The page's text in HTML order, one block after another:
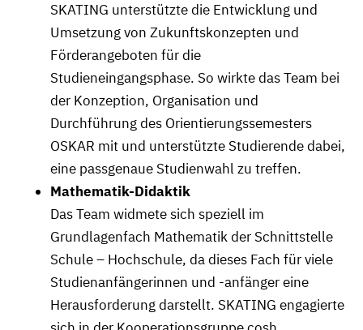
SKATING unterstützte die Entwicklung und
Umsetzung von Zukunftskonzepten und
Förderangeboten für die
Studieneingangsphase. So wirkte das Team bei
der Konzeption, Organisation und
Durchführung des Orientierungssemesters
OSKAR mit und unterstützte Studierende dabei,
eine passgenaue Studienwahl zu treffen.
Mathematik-Didaktik
Das Team widmete sich speziell im
Grundlagenfach Mathematik der Schnittstelle
Schule – Hochschule, da dieses Fach für viele
Studienanfängerinnen und -anfänger eine
Herausforderung darstellt. SKATING engagierte